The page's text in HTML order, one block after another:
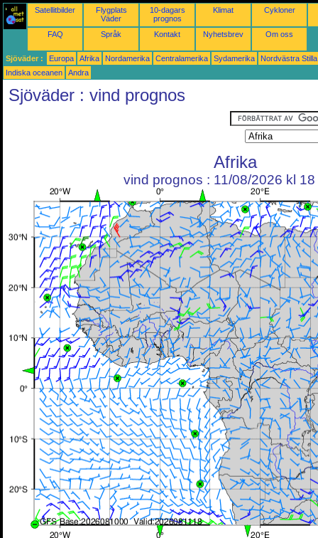
Satellitbilder
Flygplats
Väder
10-dagars
prognos
Klimat Cykloner
FAQ Språk Kontakt Nyhetsbrev Om oss
Sjöväder : Europa Afrika Nordamerika Centralamerika Sydamerika
Nordvästra
Indiska oceanen
Andra
Sjöväder : vind prognos
Afrika
vind prognos : 11/08/2026 kl 18